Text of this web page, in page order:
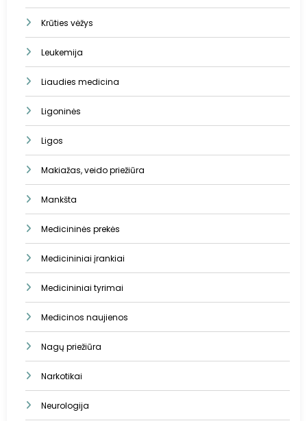
Krūties vėžys
Leukemija
Liaudies medicina
Ligoninės
Ligos
Makiažas, veido priežiūra
Mankšta
Medicininės prekės
Medicininiai įrankiai
Medicininiai tyrimai
Medicinos naujienos
Nagų priežiūra
Narkotikai
Neurologija